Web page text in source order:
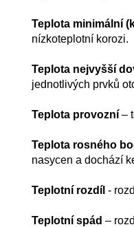
Teplota minimální
nízkoteplotní korozi.
Teplota nejvyšší
jednotlivých prvků
Teplota provozní–
Teplota rosného
nasycen a dochází
Teplotní rozdíl-
Teplotní spád –